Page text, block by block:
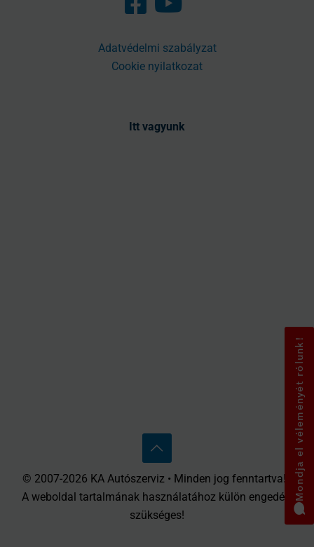
Adatvédelmi szabályzat
Cookie nyilatkozat
Itt vagyunk
Mondja el véleményét rólunk!
© 2007-2026 KA Autószerviz • Minden jog fenntartva! •
A weboldal tartalmának használatához külön engedély
szükséges!